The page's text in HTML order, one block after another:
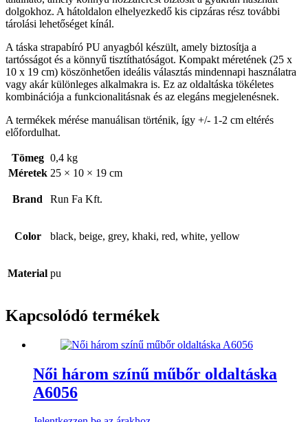
dolgokhoz. A hátoldalon elhelyezkedő kis cipzáras rész további
tárolási lehetőséget kínál.
A táska strapabíró PU anyagból készült, amely biztosítja a
tartósságot és a könnyű tisztíthatóságot. Kompakt méretének (25 x
10 x 19 cm) köszönhetően ideális választás mindennapi használatra
vagy akár különleges alkalmakra is. Ez az oldaltáska tökéletes
kombinációja a funkcionalitásnak és az elegáns megjelenésnek.
A termékek mérése manuálisan történik, így +/- 1-2 cm eltérés
előfordulhat.
Tömeg 0,4 kg
Méretek 25 × 10 × 19 cm
Brand Run Fa Kft.
Color black, beige, grey, khaki, red, white, yellow
Material pu
Kapcsolódó termékek
Női három színű műbőr oldaltáska
A6056